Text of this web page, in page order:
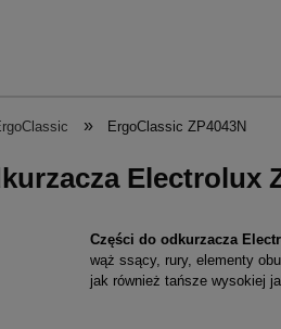
» ErgoClassic ZP4043N
Electrolux
Części do odkurzacza
wąż ssący, rury, elementy
jak również tańsze wysokiej